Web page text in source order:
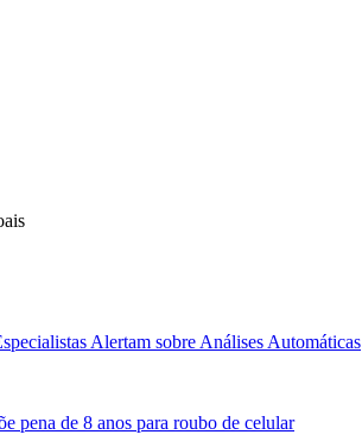
Alertam sobre Análises Automáticas
pena de 8 anos para roubo de celular